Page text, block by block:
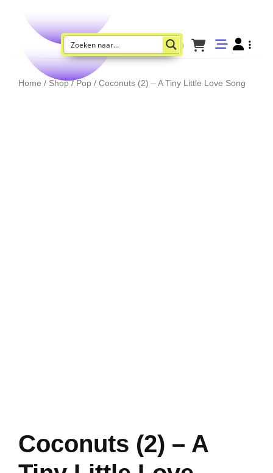
Home / Shop/Pop / Coconuts (2) – A Tiny Little Love Song
Coconuts (2) – A